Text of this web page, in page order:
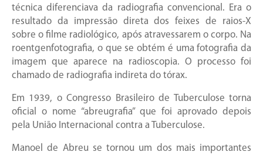
técnica diferenciava da radiografia convencional. Era o
resultado da impressão direta dos feixes de raios-X
sobre o filme radiológico, após atravessarem o corpo. Na
roentgenfotografia, o que se obtém é uma fotografia da
imagem que aparece na radioscopia. O processo foi
chamado de radiografia indireta do tórax.
Em 1939, o Congresso Brasileiro de Tuberculose torna
oficial o nome “abreugrafia” que foi aprovado depois
pela União Internacional contra a Tuberculose.
Manoel de Abreu se tornou um dos mais importantes